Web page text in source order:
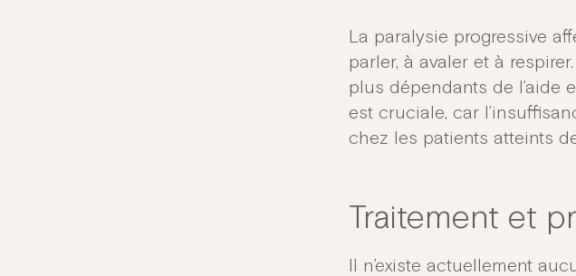
La paralysie progressive
parler, à avaler et à
plus dépendants de l’aide
est cruciale, car
chez les patients atteints
Traitement et
Il n’existe actuellement